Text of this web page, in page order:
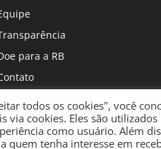
para a RB
todos os cookies", você
via cookies. Eles são
como usuário. Além
quem tenha interesse em